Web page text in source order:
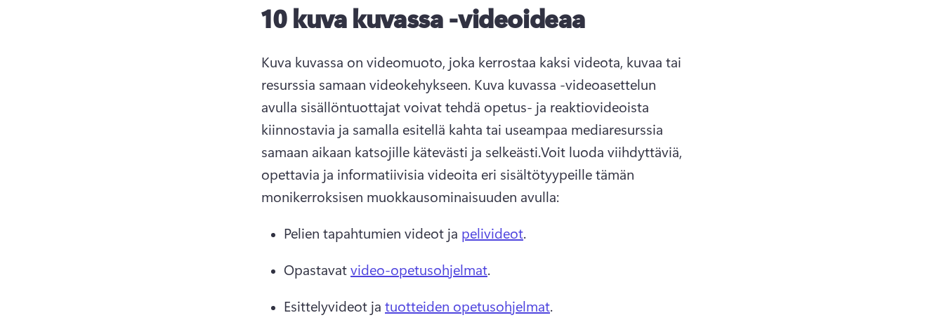
10 kuva kuvassa -videoideaa
Kuva kuvassa on videomuoto, joka kerrostaa kaksi videota, kuvaa tai
resurssia samaan videokehykseen. Kuva kuvassa -videoasettelun
avulla sisällöntuottajat voivat tehdä opetus- ja reaktiovideoista
kiinnostavia ja samalla esitellä kahta tai useampaa mediaresurssia
samaan aikaan katsojille kätevästi ja selkeästi.Voit luoda viihdyttäviä,
opettavia ja informatiivisia videoita eri sisältötyypeille tämän
monikerroksisen muokkausominaisuuden avulla:
Pelien tapahtumien videot ja pelivideot.
Opastavat video-opetusohjelmat.
Esittelyvideot ja tuotteiden opetusohjelmat.